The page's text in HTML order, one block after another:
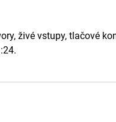
živé vstupy, tlačové